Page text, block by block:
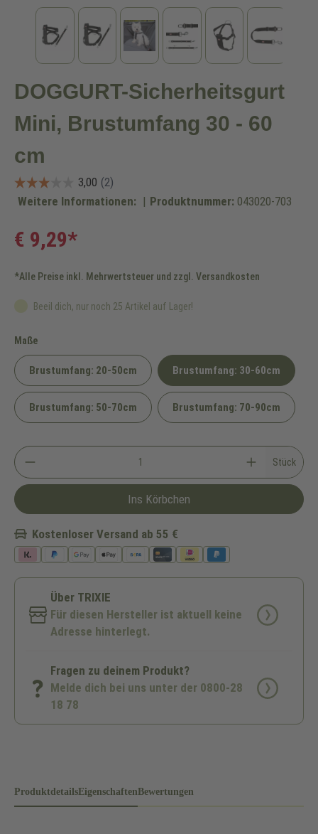
DOGGURT-Sicherheitsgurt
Mini, Brustumfang 30 - 60
cm
Weitere Informationen: | Produktnummer: 043020-703
€ 9,29*
*Alle Preise inkl. Mehrwertsteuer und zzgl. Versandkosten
Beeil dich, nur noch 25 Artikel auf Lager!
Maßeauswählen
Brustumfang: 20-50cm Brustumfang: 30-60cm
Brustumfang: 50-70cm Brustumfang: 70-90cm
Stück
Ins Körbchen
Kostenloser Versand ab 55 €
Über TRIXIE
Für diesen Hersteller ist aktuell keine
Adresse hinterlegt.
Fragen zu deinem Produkt?
Melde dich bei uns unter der 0800-28
18 78
ProduktdetailsEigenschaftenBewertungen